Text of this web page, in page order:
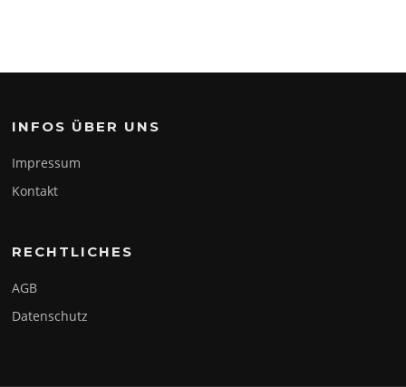
INFOS ÜBER UNS
Impressum
Kontakt
RECHTLICHES
AGB
Datenschutz